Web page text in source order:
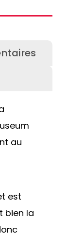
au
est
bien la